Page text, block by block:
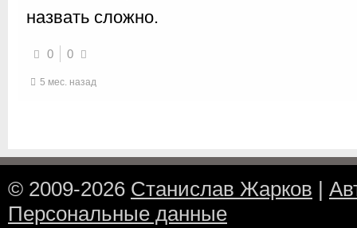
назвать сложно.
0 0
5 мес. назад
© 2009-2026 Станислав Жарков |
Персональные данные